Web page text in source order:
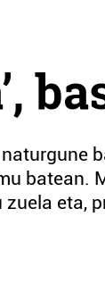
batean.
eta,